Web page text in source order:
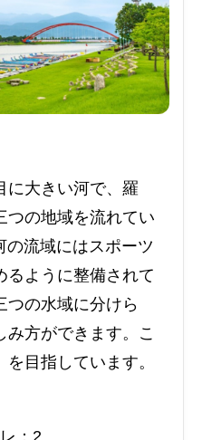
に大きい河で、羅
つの地域を流れてい
の流域にはスポーツ
るように整備されて
つの水域に分けら
方ができます。こ
目指しています。
：2